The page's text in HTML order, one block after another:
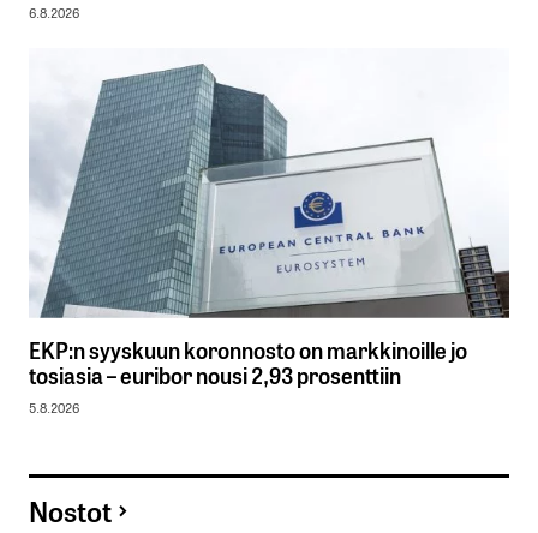
6.8.2026
EKP:n syyskuun koronnosto on markkinoille jo
tosiasia – euribor nousi 2,93 prosenttiin
5.8.2026
Nostot